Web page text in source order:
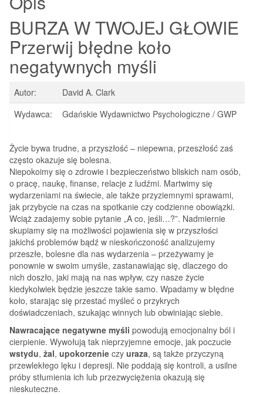
BURZA W TWOJEJ GŁOWIE
Przerwij błędne koło
negatywnych myśli
Autor:
David A. Clark
Wydawca:
Gdańskie Wydawnictwo Psychologiczne / GWP
Życie bywa trudne, a przyszłość – niepewna, przeszłość zaś
często okazuje się bolesna.
Niepokoimy się o zdrowie i bezpieczeństwo bliskich nam osób,
o pracę, naukę, finanse, relacje z ludźmi. Martwimy się
wydarzeniami na świecie, ale także przyziemnymi sprawami,
jak przybycie na czas na spotkanie czy codzienne obowiązki.
Wciąż zadajemy sobie pytanie „A co, jeśli…?”. Nadmiernie
skupiamy się na możliwości pojawienia się w przyszłości
jakichś problemów bądź w nieskończoność analizujemy
przeszłe, bolesne dla nas wydarzenia – przeżywamy je
ponownie w swoim umyśle, zastanawiając się, dlaczego do
nich doszło, jaki mają na nas wpływ, czy nasze życie
kiedykolwiek będzie jeszcze takie samo. Wpadamy w błędne
koło, starając się przestać myśleć o przykrych
doświadczeniach, szukając winnych lub obwiniając siebie.
Nawracające negatywne myśli powodują emocjonalny ból i
cierpienie. Wywołują tak nieprzyjemne emocje, jak poczucie
wstydu, żal, upokorzenie czy uraza, są także przyczyną
przewlekłego lęku i depresji. Nie poddają się kontroli, a usilne
próby stłumienia ich lub przezwyciężenia okazują się
nieskuteczne.